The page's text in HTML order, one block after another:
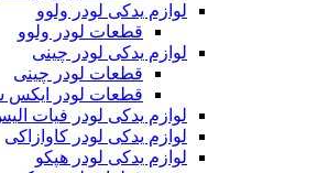
لوازم یدکی لودر ولوو
قطعات لودر ولوو
لوازم یدکی لودر چینی
قطعات لودر چینی
قطعات لودر ایکس سی ام جی xcmg
لوازم یدکی لودر فیات الیس
لوازم یدکی لودر کاوازاکی
لوازم یدکی لودر هپکو